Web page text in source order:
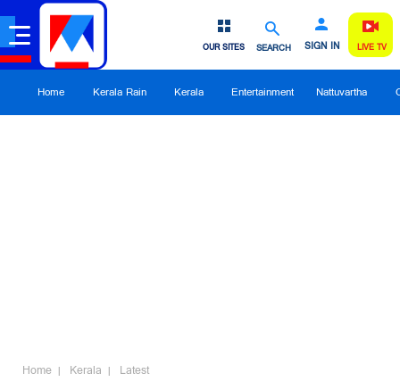
SEARCH SIGN IN
OUR SITES LIVE TV
Home Kerala Rain Kerala Entertainment Nattuvartha
Home Kerala Latest